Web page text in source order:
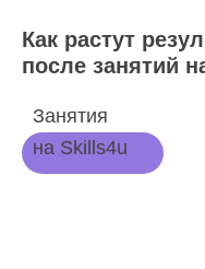
Как растут
после занятий
Занятия
на Skills4u